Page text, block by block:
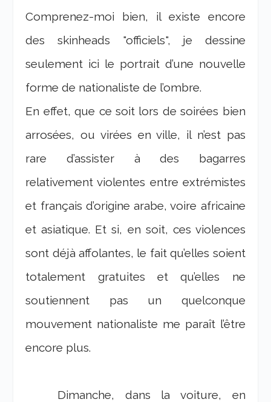
Comprenez-moi bien, il existe encore
des skinheads "officiels", je dessine
seulement ici le portrait d’une nouvelle
forme de nationaliste de l’ombre.
En effet, que ce soit lors de soirées bien
arrosées, ou virées en ville, il n’est pas
rare d’assister à des bagarres
relativement violentes entre extrémistes
et français d’origine arabe, voire africaine
et asiatique. Et si, en soit, ces violences
sont déjà affolantes, le fait qu’elles soient
totalement gratuites et qu’elles ne
soutiennent pas un quelconque
mouvement nationaliste me paraît l’être
encore plus.
Dimanche, dans la voiture, en